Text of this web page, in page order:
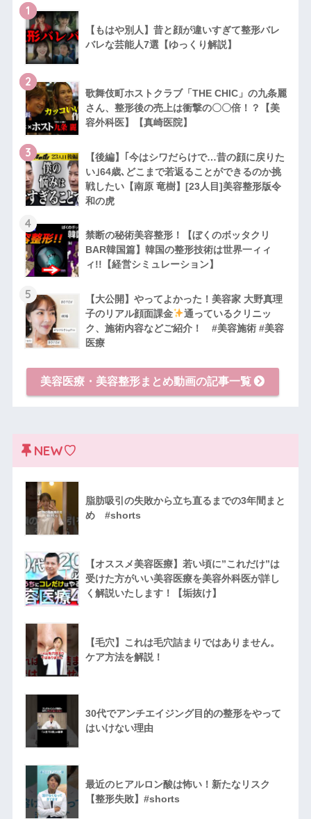
1
【もはや別人】昔と顔が違いすぎて整形バレ
バレな芸能人7選【ゆっくり解説】
2
歌舞伎町ホストクラブ「THE CHIC」の九条麗
さん、整形後の売上は衝撃の〇〇倍！？【美
容外科医】【真崎医院】
3
【後編】｢今はシワだらけで…昔の顔に戻りた
い｣64歳､どこまで若返ることができるのか挑
戦したい【南原 竜樹】[23人目]美容整形版令
和の虎
4
禁断の秘術美容整形！【ぼくのボッタクリ
BAR韓国篇】韓国の整形技術は世界一ィィ
ィ!!【経営シミュレーション】
5
【大公開】やってよかった！美容家 大野真理
子のリアル顔面課金
通っているクリニッ
ク、施術内容などご紹介！ #美容施術 #美容
医療
美容医療・美容整形まとめ動画の記事一覧
NEW♡
脂肪吸引の失敗から立ち直るまでの3年間まと
め #shorts
【オススメ美容医療】若い頃に”これだけ”は
受けた方がいい美容医療を美容外科医が詳し
く解説いたします！【垢抜け】
【毛穴】これは毛穴詰まりではありません。
ケア方法を解説！
30代でアンチエイジング目的の整形をやって
はいけない理由
最近のヒアルロン酸は怖い！新たなリスク
【整形失敗】#shorts